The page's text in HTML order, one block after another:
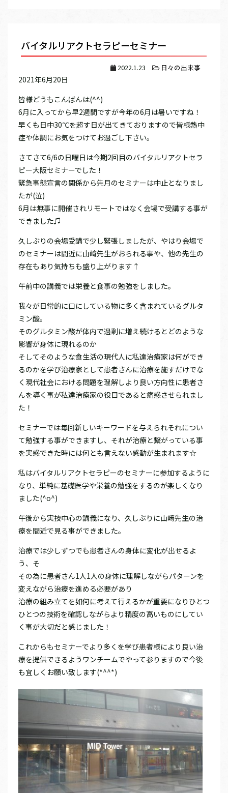
バイタルリアクトセラピーセミナー
2022.1.23 日々の出来事
2021年6月20日
皆様どうもこんばんは(^^)
6月に入ってから早2週間ですが今年の6月は暑いですね！
早くも日中30℃を超す日が出てきておりますので皆様熱中
症や体調にお気をつけてお過ごし下さい。
さてさて6/6の日曜日は今期2回目のバイタルリアクトセラ
ピー大阪セミナーでした！
緊急事態宣言の関係から先月のセミナーは中止となりまし
たが(泣)
6月は無事に開催されリモートではなく会場で受講する事が
できました♫
久しぶりの会場受講で少し緊張しましたが、やはり会場で
のセミナーは間近に山﨑先生がおられる事や、他の先生の
存在もあり気持ちも盛り上がります↑
午前中の講義では栄養と食事の勉強をしました。
我々が日常的に口にしている物に多く含まれているグルタ
ミン酸。
そのグルタミン酸が体内で過剰に増え続けるとどのような
影響が身体に現れるのか
そしてそのような食生活の現代人に私達治療家は何ができ
るのかを学び治療家として患者さんに治療を施すだけでな
く現代社会における問題を理解しより良い方向性に患者さ
んを導く事が私達治療家の役目であると痛感させられまし
た！
セミナーでは毎回新しいキーワードを与えられそれについ
て勉強する事ができますし、それが治療と繋がっている事
を実感できた時には何とも言えない感動が生まれます☆
私はバイタルリアクトセラピーのセミナーに参加するように
なり、単純に基礎医学や栄養の勉強をするのが楽しくなり
ました(^o^)
午後から実技中心の講義になり、久しぶりに山﨑先生の治
療を間近で見る事ができました。
治療では少しずつでも患者さんの身体に変化が出せるよ
う、そ
その為に患者さん1人1人の身体に理解しながらパターンを
変えながら治療を進める必要があり
治療の組み立てを如何に考えて行えるかが重要になりひとつ
ひとつの技術を確認しながらより精度の高いものにしてい
く事が大切だと感じました！
これからもセミナーでより多くを学び患者様により良い治
療を提供できるようワンチームでやって参りますので今後
も宜しくお願い致します(*^^*)